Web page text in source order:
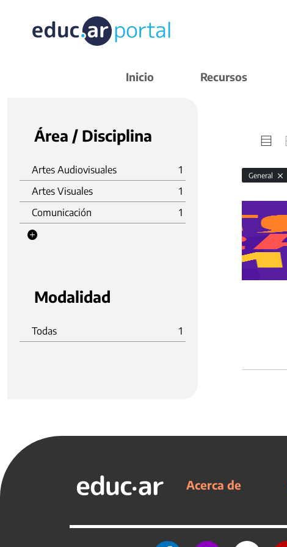
Inicio Recursos
Área / Disciplina
Artes Audiovisuales
1
Artes Visuales
1
Comunicación
1
Modalidad
Todas 1
General
Acerca de